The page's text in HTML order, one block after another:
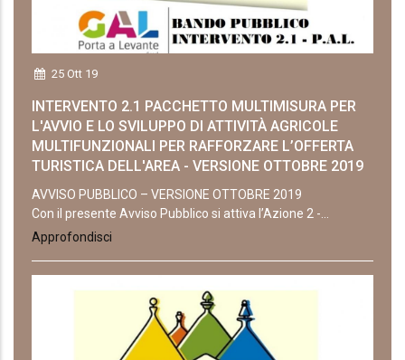
25 Ott 19
INTERVENTO 2.1 PACCHETTO MULTIMISURA PER
L'AVVIO E LO SVILUPPO DI ATTIVITÀ AGRICOLE
MULTIFUNZIONALI PER RAFFORZARE L’OFFERTA
TURISTICA DELL'AREA - VERSIONE OTTOBRE 2019
AVVISO PUBBLICO – VERSIONE OTTOBRE 2019
Con il presente Avviso Pubblico si attiva l’Azione 2 -...
Approfondisci